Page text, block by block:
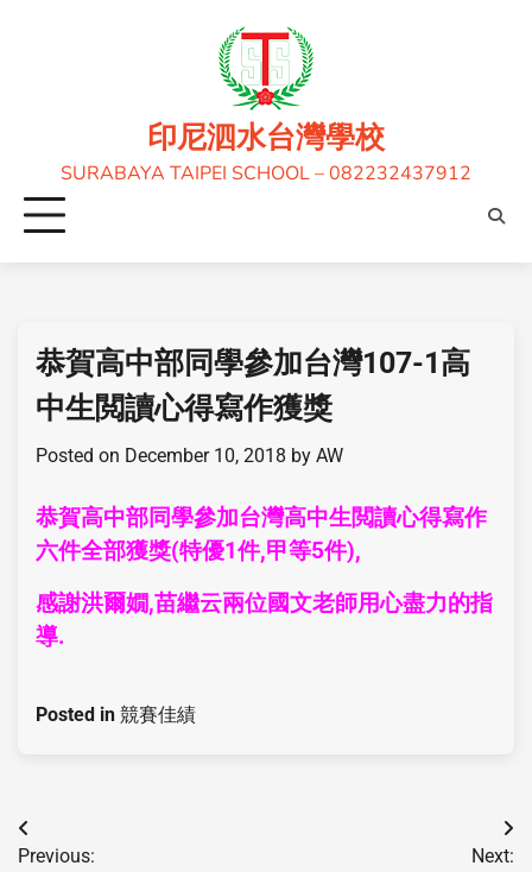
印尼泗水台灣學校
SURABAYA TAIPEI SCHOOL – 082232437912
恭賀高中部同學參加台灣107-1高
中生閲讀心得寫作獲獎
Posted on December 10, 2018 by AW
恭賀高中部同學參加台灣高中生閲讀心得寫作
六件全部獲獎(特優1件,甲等5件),
感謝洪爾嫺,苗繼云兩位國文老師用心盡力的指
導.
Posted in 競賽佳績
Previous:
Next: